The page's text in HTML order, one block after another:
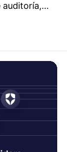
auditoría,
y